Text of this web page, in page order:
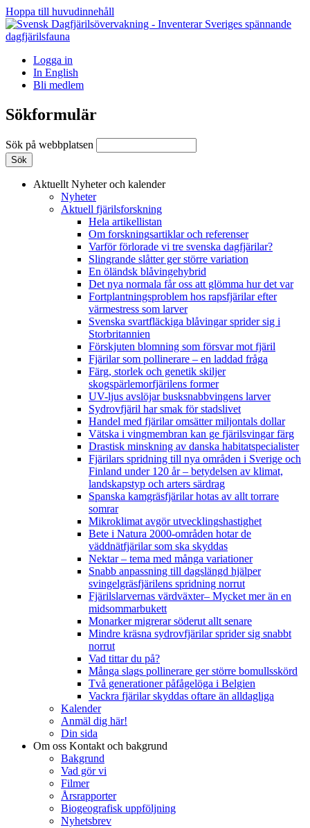
Hoppa till huvudinnehåll
Logga in
In English
Bli medlem
Sökformulär
Sök på webbplatsen
Aktuellt Nyheter och kalender
Nyheter
Aktuell fjärilsforskning
Hela artikellistan
Om forskningsartiklar och referenser
Varför förlorade vi tre svenska dagfjärilar?
Slingrande slåtter ger större variation
En öländsk blåvingehybrid
Det nya normala får oss att glömma hur det var
Fortplantningsproblem hos rapsfjärilar efter
värmestress som larver
Svenska svartfläckiga blåvingar sprider sig i
Storbritannien
Förskjuten blomning som försvar mot fjäril
Fjärilar som pollinerare – en laddad fråga
Färg, storlek och genetik skiljer
skogspärlemorfjärilens former
UV-ljus avslöjar busksnabbvingens larver
Sydrovfjäril har smak för stadslivet
Handel med fjärilar omsätter miljontals dollar
Vätska i vingmembran kan ge fjärilsvingar färg
Drastisk minskning av danska habitatspecialister
Fjärilars spridning till nya områden i Sverige och
Finland under 120 år– betydelsen av klimat,
landskapstyp och arters särdrag
Spanska kamgräsfjärilar hotas av allt torrare
somrar
Mikroklimat avgör utvecklingshastighet
Bete i Natura 2000-områden hotar de
väddnätfjärilar som ska skyddas
Nektar – tema med många variationer
Snabb anpassning till dagslängd hjälper
svingelgräsfjärilens spridning norrut
Fjärilslarvernas värdväxter– Mycket mer än en
midsommarbukett
Monarker migrerar söderut allt senare
Mindre kräsna sydrovfjärilar sprider sig snabbt
norrut
Vad tittar du på?
Många slags pollinerare ger större bomullsskörd
Två generationer påfågelöga i Belgien
Vackra fjärilar skyddas oftare än alldagliga
Kalender
Anmäl dig här!
Din sida
Om oss Kontakt och bakgrund
Bakgrund
Vad gör vi
Filmer
Årsrapporter
Biogeografisk uppföljning
Nyhetsbrev